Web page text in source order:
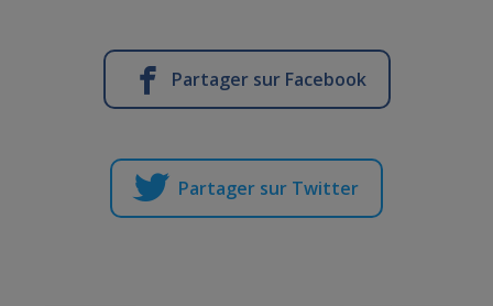
Partager sur Facebook
Partager sur Twitter